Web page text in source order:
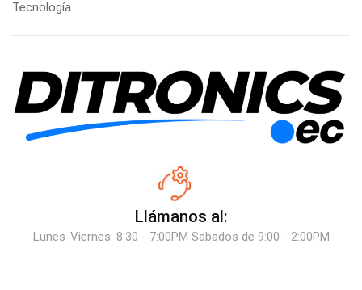
Tecnología
Llámanos al:
Lunes-Viernes: 8:30 - 7:00PM Sabados de 9:00 - 2:00PM